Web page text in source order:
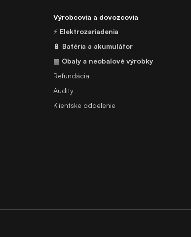
Výrobcovia a dovozcovia
⚡ Elektrozariadenia
🔋 Batéria a akumulátor
▤ Obaly a neobalové výrobky
Refundácia
Audity
Klientske oddelenie